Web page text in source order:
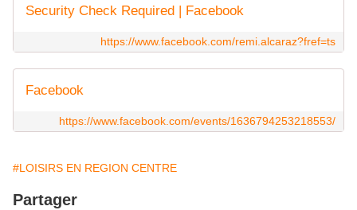
Security Check Required | Facebook
https://www.facebook.com/remi.alcaraz?fref=ts
Facebook
https://www.facebook.com/events/1636794253218553/
#LOISIRS EN REGION CENTRE
Partager